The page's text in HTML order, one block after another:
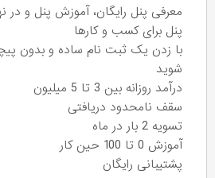
معرفی پنل رایگان، آموزش پنل و
پنل برای کسب و کارها
با زدن یک ثبت نام ساده و بدون
شوید
درآمد روزانه بین 3 تا 5 میلیون
سقف نامحدود دریافتی
تسویه 2 بار در ماه
آموزش 0 تا 100 حین کار
پشتیبانی رایگان